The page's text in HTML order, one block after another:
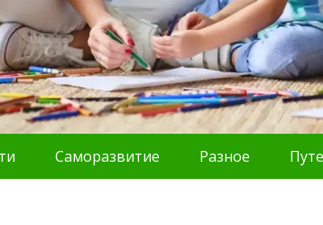
Саморазвитие Разное